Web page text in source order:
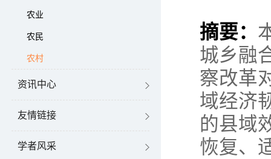
农业
农民
农村
资讯中心
友情链接
学者风采
摘要：
城乡融
察改革
域经济
的县域
恢复、